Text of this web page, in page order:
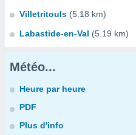
Villetritouls (5.18 km)
Labastide-en-Val (5.19 km)
Météo...
Heure par heure
PDF
Plus d'info